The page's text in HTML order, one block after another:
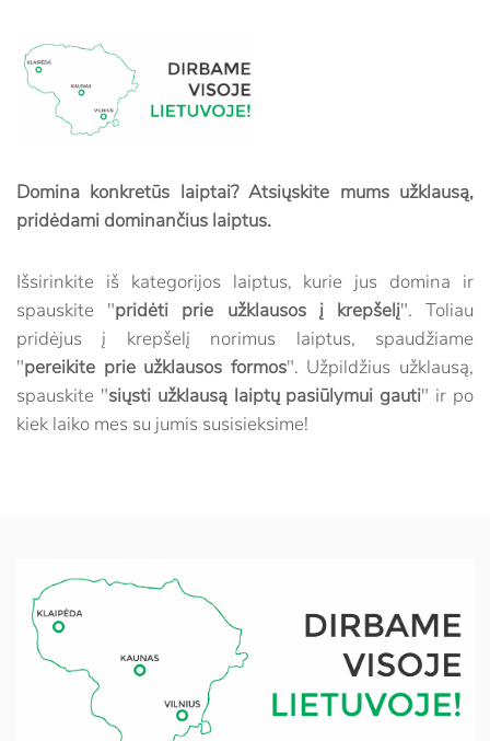
Domina konkretūs laiptai? Atsiųskite mums užklausą,
pridėdami dominančius laiptus.
Išsirinkite iš kategorijos laiptus, kurie jus domina ir
spauskite "pridėti prie užklausos į krepšelį". Toliau
pridėjus į krepšelį norimus laiptus, spaudžiame
"pereikite prie užklausos formos". Užpildžius užklausą,
spauskite "siųsti užklausą laiptų pasiūlymui gauti" ir po
kiek laiko mes su jumis susisieksime!